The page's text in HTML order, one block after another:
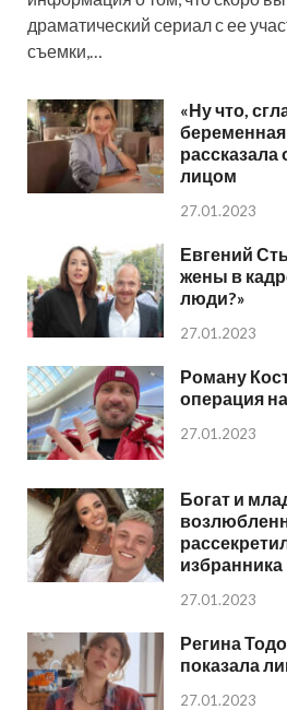
драматический сериал с ее
съемки,…
«Ну что,
рассказала
лицом
27.01.2023
Евгений
жены в
люди?»
27.01.2023
Роману
операция
27.01.2023
Богат и
избранника
27.01.2023
Регина
показала
27.01.2023